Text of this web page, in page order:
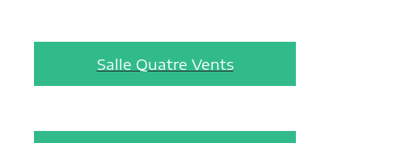
Salle Quatre Vents